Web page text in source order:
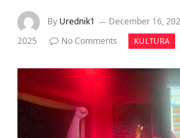
By Urednik1 December 16,
2025
No Comments KULTURA